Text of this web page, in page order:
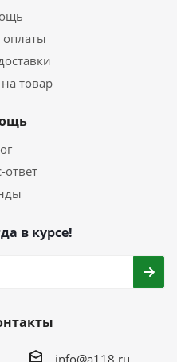
оплаты
товар
ответ
в курсе!
info@a118.ru